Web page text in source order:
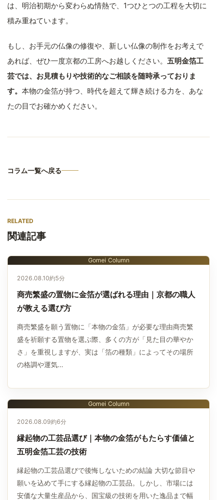
は、明治初期から変わらぬ情熱で、1つひとつの工程を大切に
積み重ねています。
もし、お手元の仏像の修復や、新しい仏像の制作をお考えで
あれば、ぜひ一度京都の工房へお越しください。 五明金箔工
芸では、お見積もりや技術的なご相談を随時承っておりま
す。 本物の金箔が持つ、時代を超えて輝き続ける力を、あな
たの目でお確かめください。
コラム一覧へ戻る
RELATED
関連記事
Gomei Column
2026.08.10約5分
商売繁盛の置物に金箔が選ばれる理由｜京都の職人
が教える選び方
商売繁盛を願う置物に「本物の金箔」が必要な理由商売繁
盛を祈願する置物を選ぶ際、多くの方が「見た目の華やか
さ」を重視しますが、実は「箔の種類」によってその場所
の格調や運気…
Gomei Column
2026.08.09約6分
縁起物の工芸品選び｜本物の金箔がもたらす価値と
五明金箔工芸の技術
縁起物の工芸品選びで後悔しないための結論 大切な節目や
願いを込めて手にする縁起物の工芸品。しかし、市場には
安価な大量生産品から、国宝級の技術を用いた逸品まで幅